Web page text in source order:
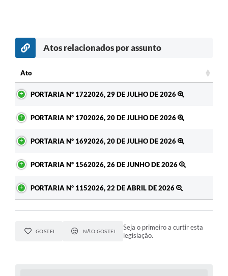
Atos relacionados por assunto
Ato
PORTARIA Nº 1722026, 29 DE JULHO DE 2026
PORTARIA Nº 1702026, 20 DE JULHO DE 2026
PORTARIA Nº 1692026, 20 DE JULHO DE 2026
PORTARIA Nº 1562026, 26 DE JUNHO DE 2026
PORTARIA Nº 1152026, 22 DE ABRIL DE 2026
GOSTEI NÃO GOSTEI
Seja o primeiro a curtir esta
legislação.